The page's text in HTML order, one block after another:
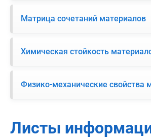
Матрица сочетаний материалов
Химическая стойкость
Физико-механические свойства
Листы